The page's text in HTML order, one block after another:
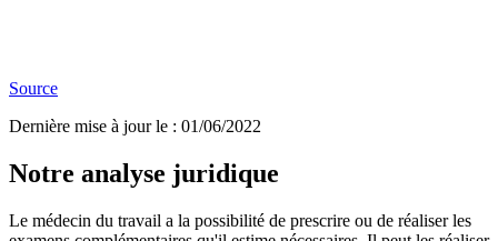
Source
Dernière mise à jour le : 01/06/2022
Notre analyse juridique
Le médecin du travail a la possibilité de prescrire ou de réaliser les